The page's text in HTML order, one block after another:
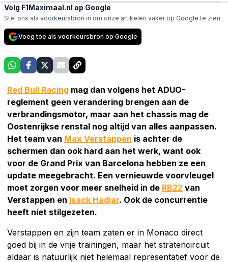
Volg F1Maximaal.nl op Google
Stel ons als voorkeursbron in om onze artikelen vaker op Google te zien
Voeg toe als voorkeursbron op Google
Red Bull Racing mag dan volgens het ADUO-
reglement geen verandering brengen aan de
verbrandingsmotor, maar aan het chassis mag de
Oostenrijkse renstal nog altijd van alles aanpassen.
Het team van Max Verstappen is achter de
schermen dan ook hard aan het werk, want ook
voor de Grand Prix van Barcelona hebben ze een
update meegebracht. Een vernieuwde voorvleugel
moet zorgen voor meer snelheid in de RB22 van
Verstappen en Isack Hadjar. Ook de concurrentie
heeft niet stilgezeten.
Verstappen en zijn team zaten er in Monaco direct
goed bij in de vrije trainingen, maar het stratencircuit
aldaar is natuurlijk niet helemaal representatief voor de